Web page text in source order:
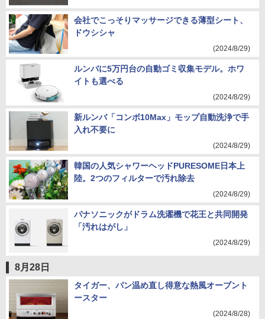
会社でこっそりマッサージできる薄型シート、
ドウシシャ
(2024/8/29)
ルンバに5万円台の自動ゴミ収集モデル。ホワ
イトも選べる
(2024/8/29)
新ルンバ「コンボ10Max」モップ自動洗浄で手
入れ不要に
(2024/8/29)
韓国の人気シャワーヘッドPURESOME日本上
陸。2つのフィルターで汚れ除去
(2024/8/29)
パナソニックがドラム洗濯機で花王と共同開発
「汚れはがし」
(2024/8/29)
8月28日
タイガー、パン温め直し得意な熱風オーブント
ースター
(2024/8/28)